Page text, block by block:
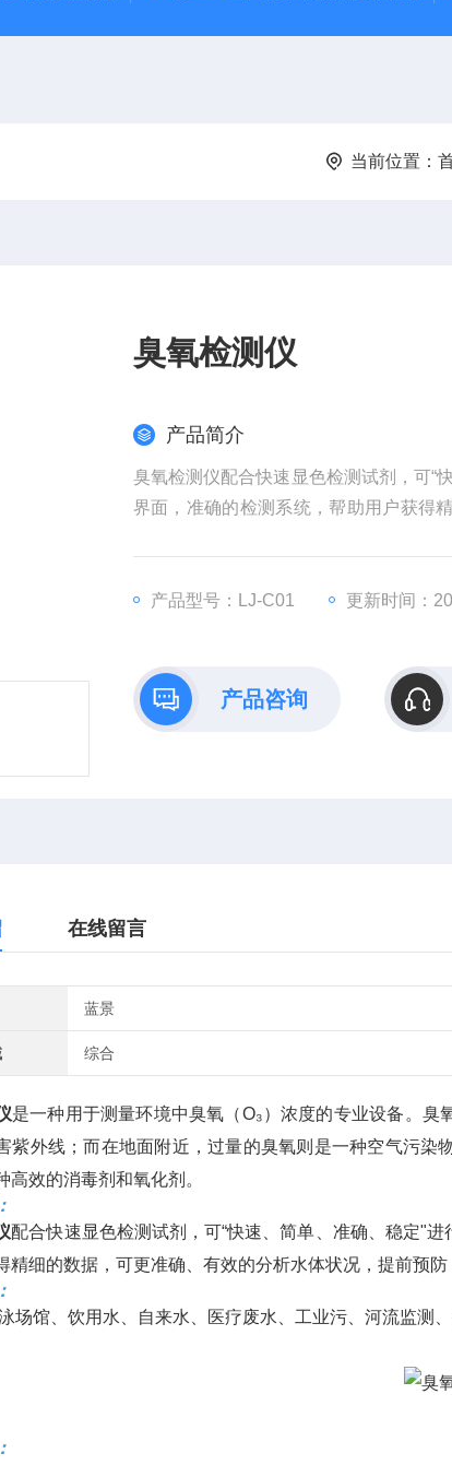
当前位置：
臭氧检测仪
产品简介
臭氧检测仪配合快速显色检测试剂，可“
界面，准确的检测系统，帮助用户获得
产品型号：LJ-C01 更新时间：
产品咨询
在线留言
蓝景
综合
是一种用于测量环境中臭氧（O₃）浓度的专业设备。
紫外线；而在地面附近，过量的臭氧则是一种空气污
高效的消毒剂和氧化剂。
配合快速显色检测试剂，可“快速、简单、准确、稳定"
精细的数据，可更准确、有效的分析水体状况，提前预防
场馆、饮用水、自来水、医疗废水、工业污、河流监测